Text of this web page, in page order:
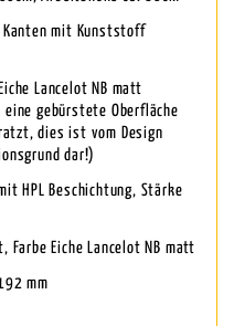
Kanten mit Kunststoff
Lancelot NB matt
eine gebürstete Oberfläche
dies ist vom Design
dar!)
HPL Beschichtung, Stärke
Farbe Eiche Lancelot NB matt
mm